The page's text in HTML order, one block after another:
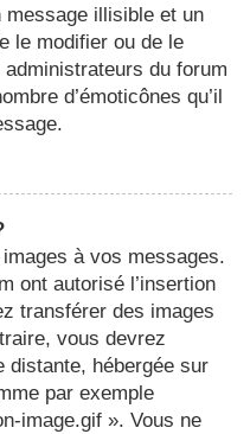
message illisible et un
le modifier ou de le
du forum
d’émoticônes qu’il
à vos messages.
ont autorisé l’insertion
transférer des images
vous devrez
distante, hébergée sur
par exemple
image.gif ». Vous ne